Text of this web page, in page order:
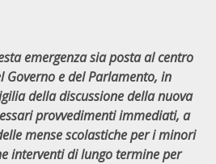
emergenza sia posta al centro
Governo e del Parlamento, in
della discussione della nuova
provvedimenti immediati, a
mense scolastiche per i minori
interventi di lungo termine per